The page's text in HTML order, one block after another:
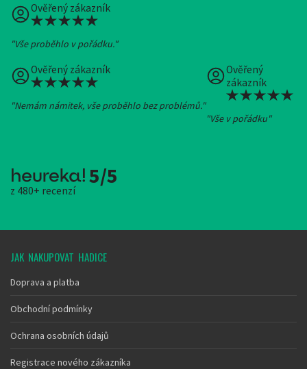
Ověřený zákazník
"Vše proběhlo v pořádku."
Ověřený zákazník
"Nemám námitek, vše proběhlo bez problémů."
Ověřený
zákazník
"Vše v pořádku"
5/5
z 480+ recenzí
JAK NAKUPOVAT HADICE
Doprava a platba
Obchodní podmínky
Ochrana osobních údajů
Registrace nového zákazníka